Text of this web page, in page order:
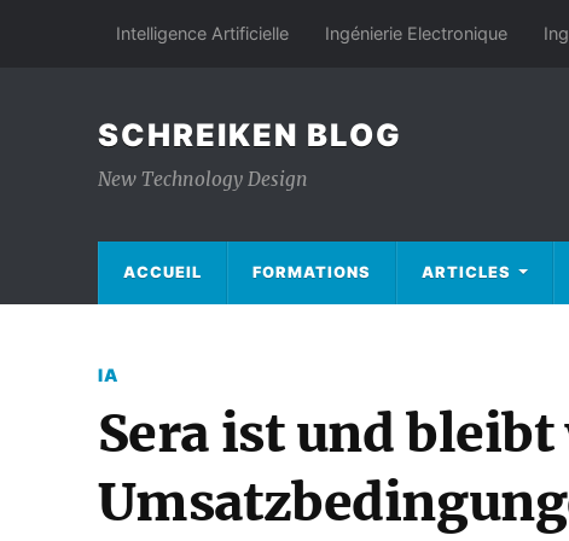
Intelligence Artificielle Ingénierie Electronique
SCHREIKEN BLOG
New Technology Design
ACCUEIL FORMATIONS ARTICLES
IA
Sera ist und